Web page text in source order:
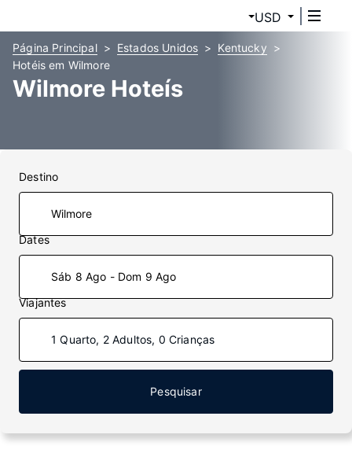
USD
Página Principal Estados Unidos
Kentucky
Hotéis em Wilmore
Wilmore Hoteís
Destino
Dates
Sáb 8 Ago - Dom 9 Ago
Viajantes
1 Quarto, 2 Adultos, 0 Crianças
Pesquisar